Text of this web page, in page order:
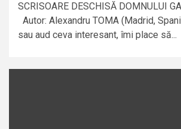
SCRISOARE DESCHISĂ DOMNULUI
Autor: Alexandru TOMA (Madrid,
sau aud ceva interesant, îmi place să...